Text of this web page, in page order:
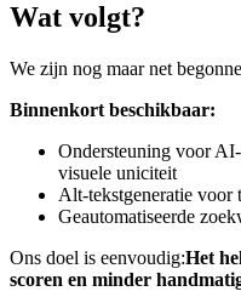
Wat volgt?
We zijn nog maar net
Binnenkort beschikbaar:
Ondersteuning voor
visuele uniciteit
Alt-tekstgeneratie voor
Geautomatiseerde
Ons doel is eenvoudig:Het
scoren en minder